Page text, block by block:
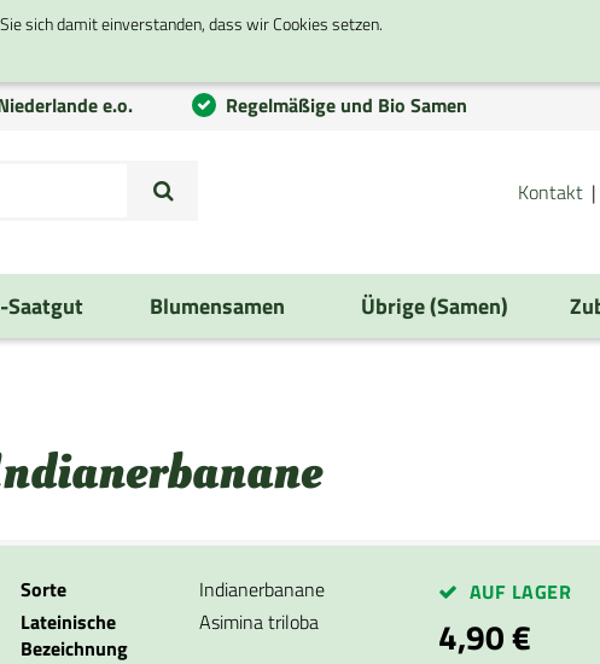
sich damit einverstanden, dass wir Cookies setzen.
e.o. Regelmäßige und Bio Samen
Kontakt
Saatgut Blumensamen Übrige (Samen)
Sorte
Indianerbanane
Lateinische
Bezeichnung
Asimina triloba
AUF LAGER
4,90 €